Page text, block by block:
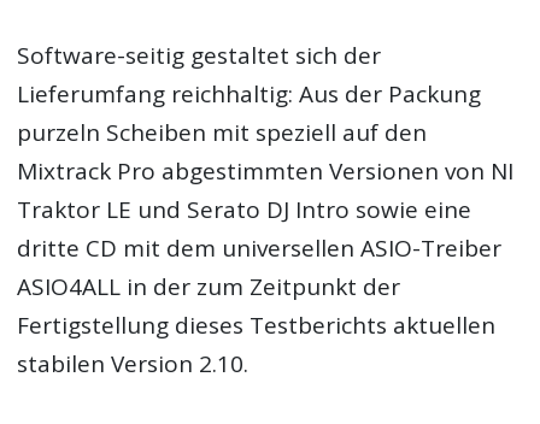
Software-seitig gestaltet sich der
Lieferumfang reichhaltig: Aus der Packung
purzeln Scheiben mit speziell auf den
Mixtrack Pro abgestimmten Versionen von NI
Traktor LE und Serato DJ Intro sowie eine
dritte CD mit dem universellen ASIO-Treiber
ASIO4ALL in der zum Zeitpunkt der
Fertigstellung dieses Testberichts aktuellen
stabilen Version 2.10.